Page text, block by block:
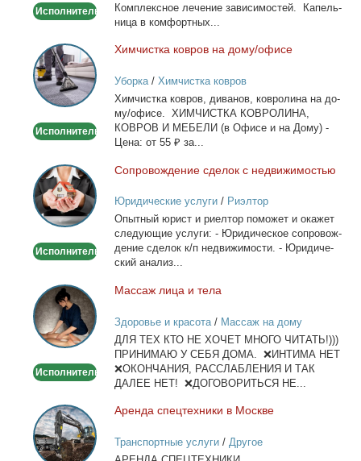
Исполнитель
Ком­плекс­ное ле­че­ние за­ви­си­мо­стей. Ка­пель­
ни­ца в ком­форт­ных...
Химчистка
ковров
на
дому/
Исполнитель
Хим­чист­ка ков­ров на до­му/офи­се
Уборка/ Химчистка ковров
Хим­чист­ка ков­ров, ди­ва­нов, ков­ро­ли­на на до­
му/офи­се. ХИМЧИСТКА КОВРОЛИНА,
КОВРОВ И МЕБЕЛИ (в Офи­се и на До­му) -
Це­на: от 55 ₽ за...
Сопровождение
сделок
с
недвижимостью
Исполнитель
Со­про­вож­де­ние сде­лок с недви­жи­мо­стью
Юридические услуги/ Риэлтор
Опыт­ный юрист и ри­ел­тор по­мо­жет и ока­жет
сле­ду­ю­щие услу­ги: - Юри­ди­че­ское со­про­вож­
де­ние сде­лок к/п недви­жи­мо­сти. - Юри­ди­че­
ский ана­лиз...
Массаж
лица
и
тела
Исполнитель
Мас­саж ли­ца и те­ла
Здоровье и красота/ Массаж на дому
ДЛЯ ТЕХ КТО НЕ ХОЧЕТ МНОГО ЧИТАТЬ!)))
ПРИНИМАЮ У СЕБЯ ДОМА. ❌ИНТИМА НЕТ
❌ОКОНЧАНИЯ, РАССЛАБЛЕНИЯ И ТАК
ДАЛЕЕ НЕТ! ❌ДОГОВОРИТЬСЯ НЕ...
Аренда
спецтехники
в
Арен­да спец­тех­ни­ки в Москве
Транспортные услуги/ Другое